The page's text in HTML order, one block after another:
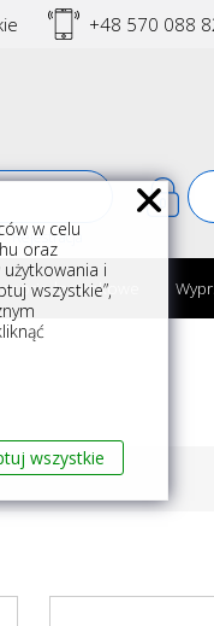
+48 570 088
Rejestracja
łazienkowe
w celu
oraz
i
wszystkie”,
wszystkie